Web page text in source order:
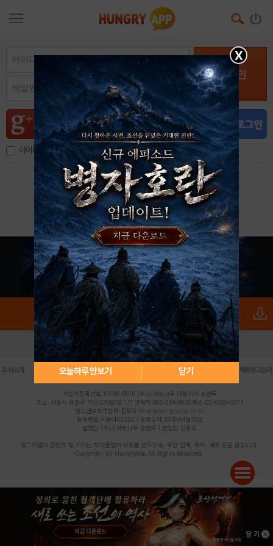
로그인
아이디, 이메일 저장
아이디 / 비밀번호 찾기 회원가입
X
오늘하루 안보기 닫기
로그인 PC버전 전체앱
회사소개 | 개인정보 처리방침 불법촬영물 신고센터 제휴광고문의
사업자등록번호:119-86-61101 (주)스마트나우 대표이사:송현두
주소: 서울시 금천구 가산디지털1로 171 연락처:063-284-8635 팩스:02-6265-0377
청소년보호책임자:김동욱 desk@hungryapp.co.kr
등록번호:서울아02322 | 등록일자:2016년4월25일
발행인:(주)스마트나우 송현두 | 편집인:김동욱
헝그리앱의 콘텐츠 및 기사는 저작권법의 보호를 받으므로, 무단 전재, 복사, 배포 등을 금합니다.
Copyright (c) HungryApp All Rights Reserved.